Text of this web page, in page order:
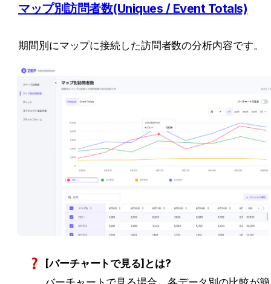
マップ別訪問者数(Uniques / Event Totals)
期間別にマップに接続した訪問者数の分析内容です。
[バーチャートで見る]とは?